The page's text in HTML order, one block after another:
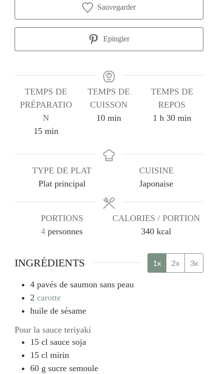
Sauvegarder
Epingler
TEMPS DE
PRÉPARATIO
N
15minutes
min
TEMPS DE
CUISSON
10minutes
min
TEMPS DE
REPOS
1 heure
h 30minutes
min
TYPE DE PLAT
Plat principal
CUISINE
Japonaise
PORTIONS
4 personnes
CALORIES / PORTION
340 kcal
INGRÉDIENTS 1x 2x 3x
4 pavés de saumon sans peau
2 carotte
huile de sésame
Pour la sauce teriyaki
15 cl sauce soja
15 cl mirin
60 g sucre semoule